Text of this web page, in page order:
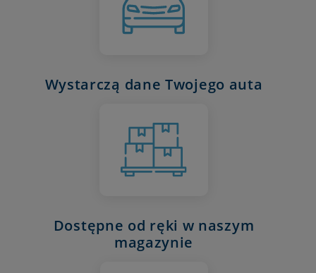
Wystarczą dane Twojego auta
Dostępne od ręki w naszym
magazynie